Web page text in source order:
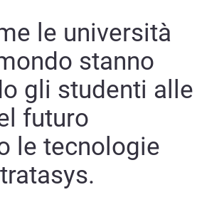
le università
stanno
gli studenti alle
futuro
le tecnologie